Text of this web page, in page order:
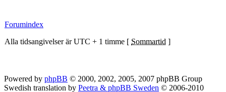
Forumindex
Alla tidsangivelser är UTC + 1 timme [ Sommartid ]
Powered by phpBB © 2000, 2002, 2005, 2007 phpBB Group
Swedish translation by Peetra & phpBB Sweden © 2006-2010